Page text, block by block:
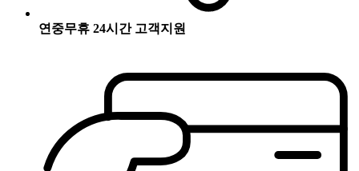
연중무휴 24시간 고객지원